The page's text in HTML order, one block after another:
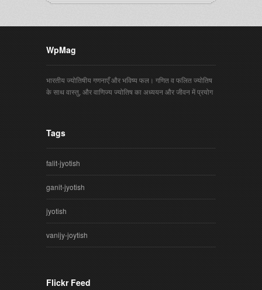
WpMag
भारतीय ज्योतिषीय गणनाएँ और भविष्य फल। गणित व फलित ज्योतिष
के साथ वास्तु, और वाणिज्य ज्योतिष का अध्ययन और जीवन में प्रयोग
Tags
falit-jyotish
ganit-jyotish
jyotish
vanijy-joytish
Flickr Feed